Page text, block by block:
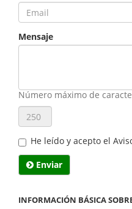
Mensaje
Número máximo de
He leído y acepto el
Enviar
INFORMACIÓN BÁSICA